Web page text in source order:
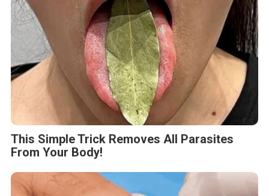
This Simple Trick Removes All Parasites
From Your Body!